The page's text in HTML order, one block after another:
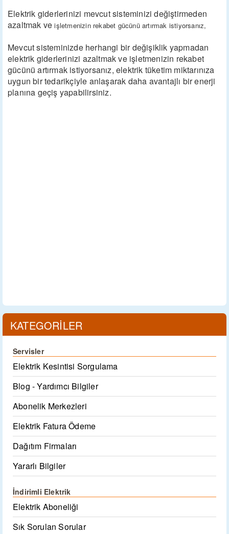
Elektrik giderlerinizi mevcut sisteminizi değiştirmeden
azaltmak ve işletmenizin rekabet gücünü artırmak istiyorsanız,
Mevcut sisteminizde herhangi bir değişiklik yapmadan
elektrik giderlerinizi azaltmak ve işletmenizin rekabet
gücünü artırmak istiyorsanız, elektrik tüketim miktarınıza
uygun bir tedarikçiyle anlaşarak daha avantajlı bir enerji
planına geçiş yapabilirsiniz.
KATEGORİLER
Servisler
Elektrik Kesintisi Sorgulama
Blog - Yardımcı Bilgiler
Abonelik Merkezleri
Elektrik Fatura Ödeme
Dağıtım Firmaları
Yararlı Bilgiler
İndirimli Elektrik
Elektrik Aboneliği
Sık Sorulan Sorular